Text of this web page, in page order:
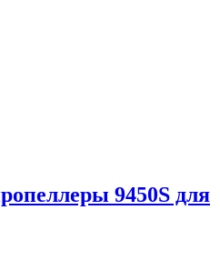
9450S для